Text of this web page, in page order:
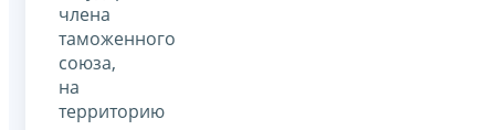
члена
таможенного
союза,
на
территорию